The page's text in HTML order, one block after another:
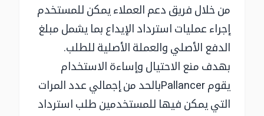
من خلال فريق دعم العملاء يمكن للمستخدم
إجراء عمليات استرداد الإيداع بما يشمل مبلغ
الدفع الأصلي والعملة الأصلية للطلب.
بهدف منع الاحتيال وإساءة الاستخدام
يقوم Pallancerبالحد من إجمالي عدد المرات
التي يمكن فيها للمستخدمين طلب استرداد